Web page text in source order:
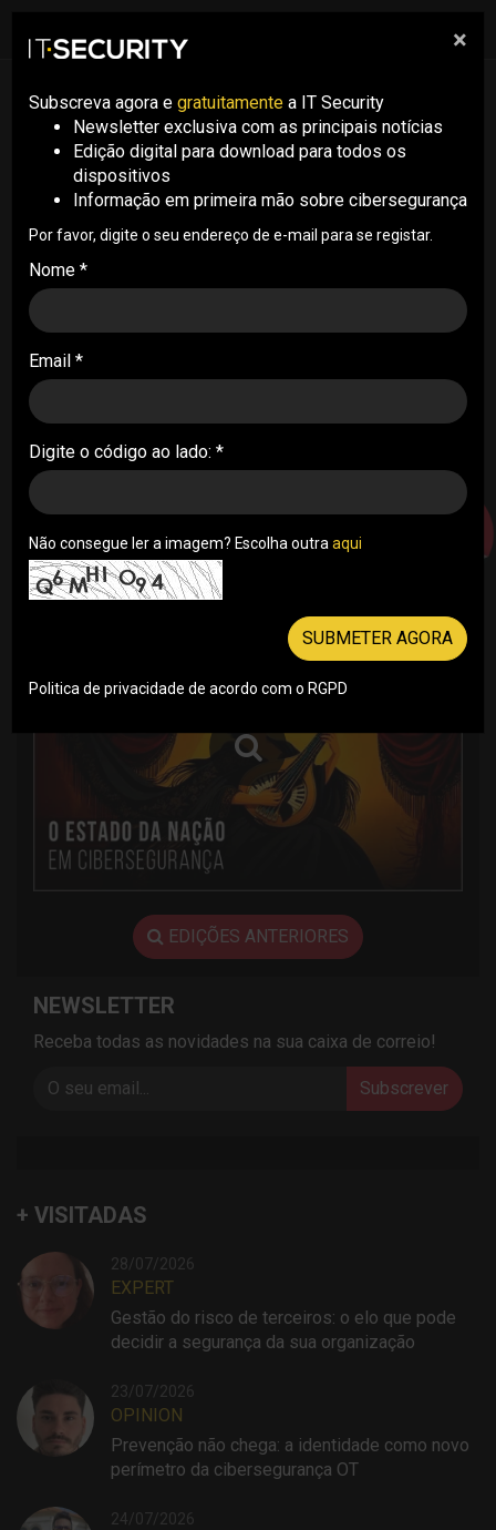
pesquisa
VIDEOS ITSECURITY
"Generative AI: Defending at Machine
Speed” – Marcelo Rodrigues, PwC | IT
Security Summit 2026
REVISTA DIGITAL
IT SECURITY Nº31 AGOSTO 2026
EDIÇÕES ANTERIORES
NEWSLETTER
Receba todas as novidades na sua caixa de correio!
Subscrever
+ VISITADAS
28/07/2026
EXPERT
Gestão do risco de terceiros: o elo que pode
decidir a segurança da sua organização
23/07/2026
OPINION
Prevenção não chega: a identidade como novo
perímetro da cibersegurança OT
24/07/2026
×
Subscreva agora e gratuitamente a IT Security
Newsletter exclusiva com as principais notícias
Edição digital para download para todos os
dispositivos
Informação em primeira mão sobre cibersegurança
Por favor, digite o seu endereço de e-mail para se registar.
Nome *
Email *
Digite o código ao lado: *
Não consegue ler a imagem? Escolha outra aqui
SUBMETER AGORA
Politica de privacidade de acordo com o RGPD